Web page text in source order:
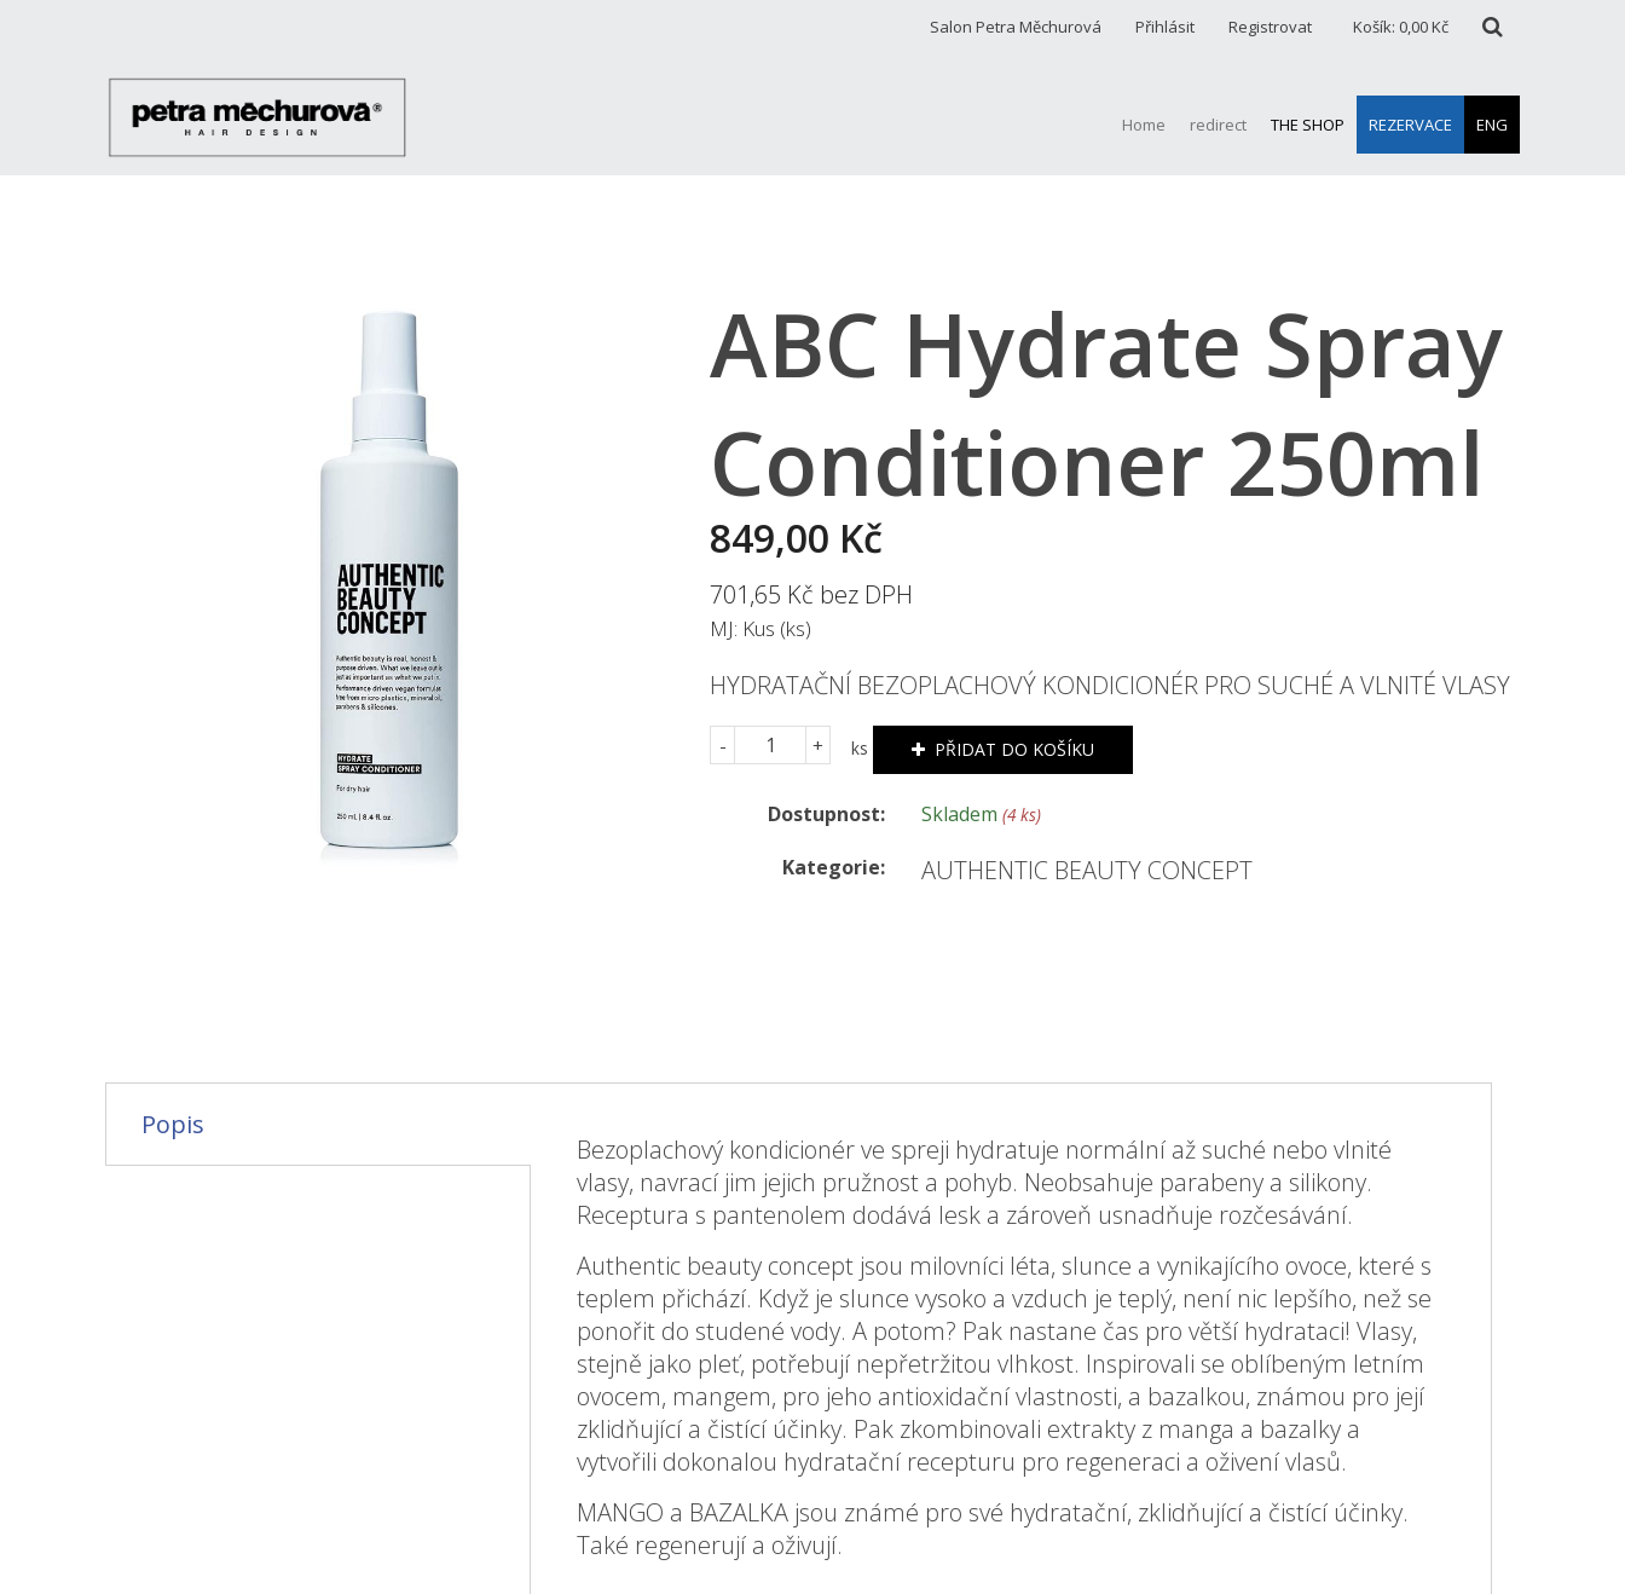
Salon Petra Měchurová Přihlásit Registrovat Košík: 0,00 Kč
Home redirect THE SHOP REZERVACE ENG
ABC Hydrate Spray
Conditioner 250ml
849,00 Kč
701,65 Kč bez DPH
MJ: Kus (ks)
HYDRATAČNÍ BEZOPLACHOVÝ KONDICIONÉR PRO SUCHÉ A VLNITÉ VLASY
- + ks PŘIDAT DO KOŠÍKU
Dostupnost: Skladem (4 ks)
Kategorie: AUTHENTIC BEAUTY CONCEPT
Popis
Bezoplachový kondicionér ve spreji hydratuje normální až suché nebo vlnité
vlasy, navrací jim jejich pružnost a pohyb. Neobsahuje parabeny a silikony.
Receptura s pantenolem dodává lesk a zároveň usnadňuje rozčesávání.
Authentic beauty concept jsou milovníci léta, slunce a vynikajícího ovoce, které s
teplem přichází. Když je slunce vysoko a vzduch je teplý, není nic lepšího, než se
ponořit do studené vody. A potom? Pak nastane čas pro větší hydrataci! Vlasy,
stejně jako pleť, potřebují nepřetržitou vlhkost. Inspirovali se oblíbeným letním
ovocem, mangem, pro jeho antioxidační vlastnosti, a bazalkou, známou pro její
zklidňující a čistící účinky. Pak zkombinovali extrakty z manga a bazalky a
vytvořili dokonalou hydratační recepturu pro regeneraci a oživení vlasů.
MANGO a BAZALKA jsou známé pro své hydratační, zklidňující a čistící účinky.
Také regenerují a oživují.